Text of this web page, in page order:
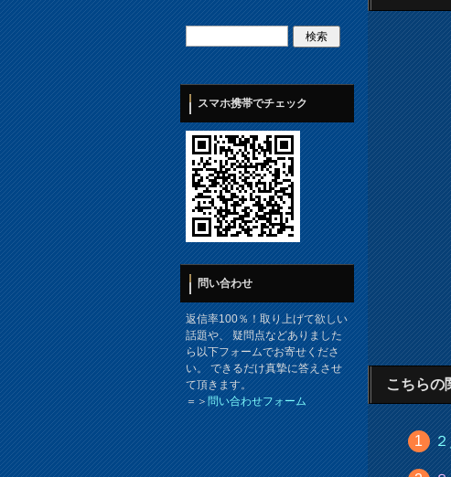
こちらの
スマホ携帯でチェック
問い合わせ
返信率100％！取り上げて欲しい
話題や、 疑問点などありました
ら以下フォームでお寄せくださ
い。 できるだけ真摯に答えさせ
て頂きます。
＝＞問い合わせフォーム